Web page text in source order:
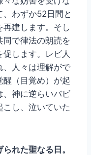
わずか52日間と
建します。そし
同で律法の朗読を
します。レビ人
、人々は理解がで
醒（目覚め）が起
、神に逆らいバビ
こし、泣いていた
れた聖なる日。